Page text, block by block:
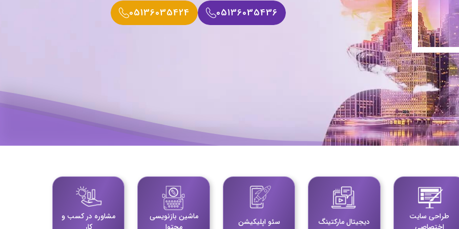
سایت خودرو
سایت با امکانات دیوار
سایت نوبت دهی پزشکان
سایت هتل
سایت همایش
05136035436
05136035424
مشاوره در کسب و
ماشین بازنویسی
سئو اپلیکیشن دیجیتال مارکتینگ
طراحی سایت